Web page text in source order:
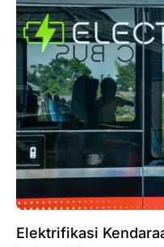
Elektrifikasi